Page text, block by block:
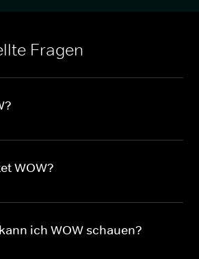
Fragen
WOW?
ich WOW schauen?